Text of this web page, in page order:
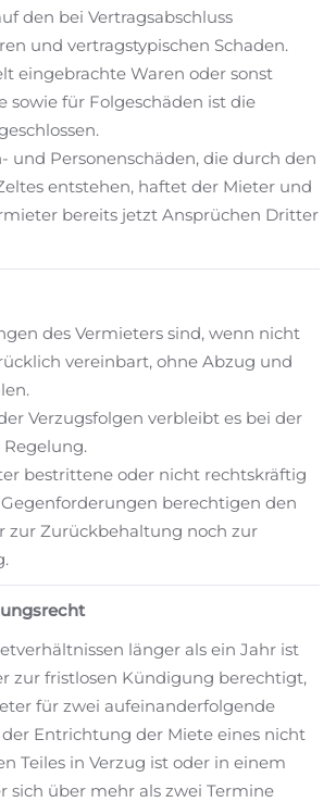
den bei Vertragsabschluss
und vertragstypischen Schaden.
eingebrachte Waren oder sonst
sowie für Folgeschäden ist die
und Personenschäden, die durch den
entstehen, haftet der Mieter und
bereits jetzt Ansprüchen Dritter
des Vermieters sind, wenn nicht
vereinbart, ohne Abzug und
Verzugsfolgen verbleibt es bei der
bestrittene oder nicht rechtskräftig
berechtigen den
zur Zurückbehaltung noch zur
länger als ein Jahr ist
zur fristlosen Kündigung berechtigt,
für zwei aufeinanderfolgende
Entrichtung der Miete eines nicht
Teiles in Verzug ist oder in einem
sich über mehr als zwei Termine